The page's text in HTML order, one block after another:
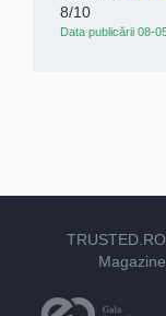
8/10
Data publicării 08-
TRUSTED.RO